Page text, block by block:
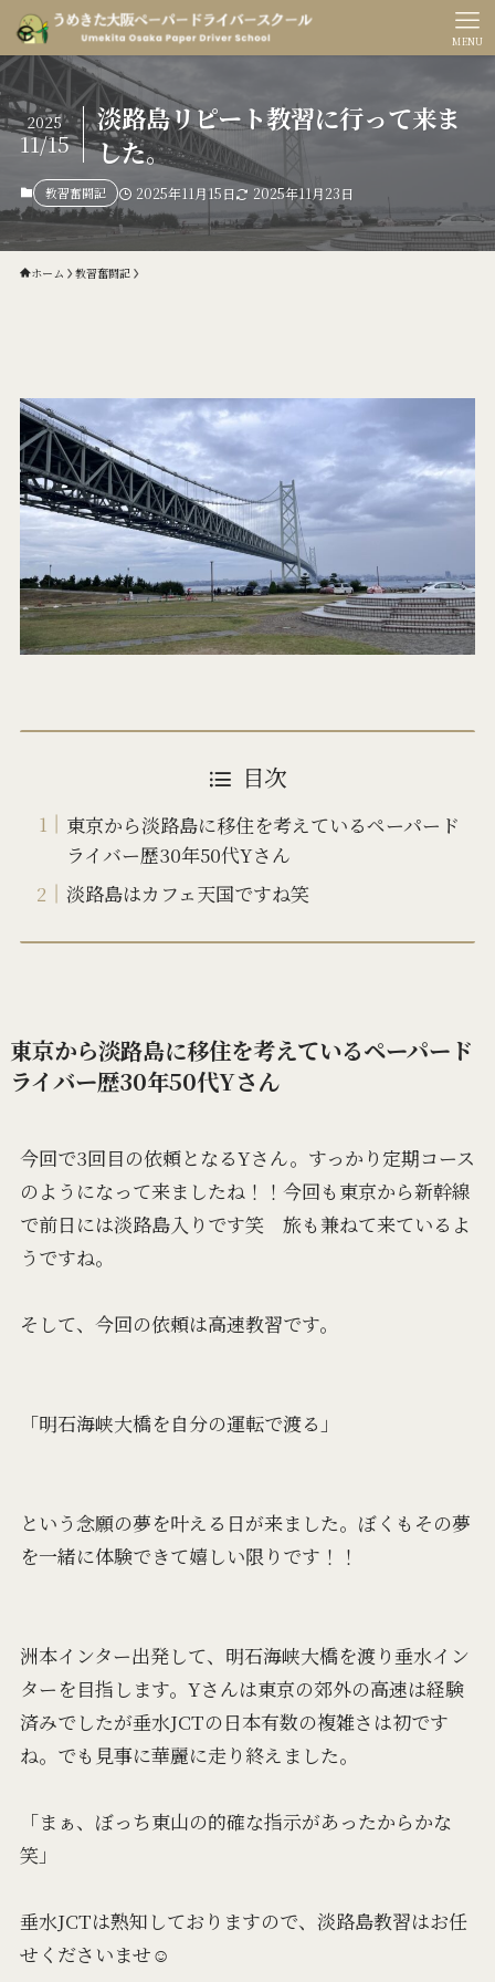
MENU
淡路島リピート教習に行って来ま
した。
2025
11/15
教習奮闘記 2025年11月15日 2025年11月23日
ホーム 教習奮闘記
目次
東京から淡路島に移住を考えているペーパード
ライバー歴30年50代Yさん
淡路島はカフェ天国ですね笑
東京から淡路島に移住を考えているペーパード
ライバー歴30年50代Yさん
今回で3回目の依頼となるYさん。すっかり定期コース
のようになって来ましたね！！今回も東京から新幹線
で前日には淡路島入りです笑 旅も兼ねて来ているよ
うですね。
そして、今回の依頼は高速教習です。
「明石海峡大橋を自分の運転で渡る」
という念願の夢を叶える日が来ました。ぼくもその夢
を一緒に体験できて嬉しい限りです！！
洲本インター出発して、明石海峡大橋を渡り垂水イン
ターを目指します。Yさんは東京の郊外の高速は経験
済みでしたが垂水JCTの日本有数の複雑さは初です
ね。でも見事に華麗に走り終えました。
「まぁ、ぼっち東山の的確な指示があったからかな
笑」
垂水JCTは熟知しておりますので、淡路島教習はお任
せくださいませ☺️